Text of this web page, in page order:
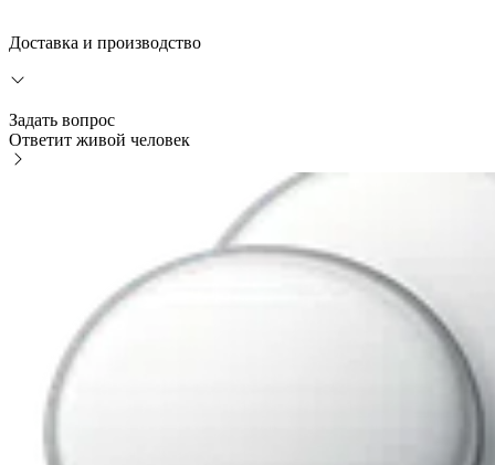
Доставка и производство
Задать вопрос
Ответит живой человек